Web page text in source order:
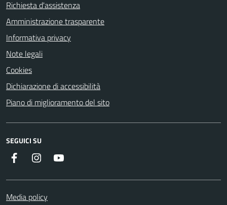
Richiesta d'assistenza
Amministrazione trasparente
Informativa privacy
Note legali
Cookies
Dichiarazione di accessibilità
Piano di miglioramento del sito
SEGUICI SU
Facebook Instagram
Media policy